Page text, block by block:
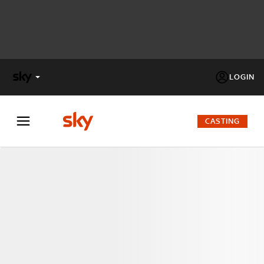
LOGIN
FACTOR
CASTING